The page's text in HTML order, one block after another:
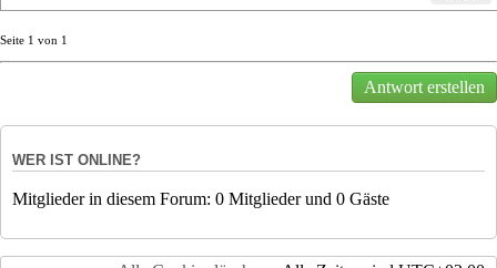
Seite 1 von 1
Antwort erstellen
WER IST ONLINE?
Mitglieder in diesem Forum: 0 Mitglieder und 0 Gäste